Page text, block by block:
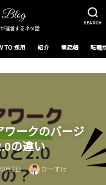
SEARCH
運営するネタ話
TO 採用 紹介 電話帳 転職
ークのバージ
の違い
9月2日 ひーすけ